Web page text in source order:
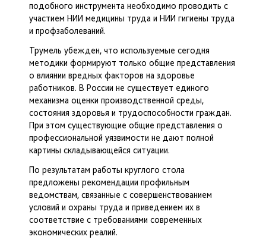
подобного инструмента необходимо проводить с
участием НИИ медицины труда и НИИ гигиены труда
и профзаболеваний.
Трумель убежден, что используемые сегодня
методики формируют только общие представления
о влиянии вредных факторов на здоровье
работников. В России не существует единого
механизма оценки производственной среды,
состояния здоровья и трудоспособности граждан.
При этом существующие общие представления о
профессиональной уязвимости не дают полной
картины складывающейся ситуации.
По результатам работы круглого стола
предложены рекомендации профильным
ведомствам, связанные с совершенствованием
условий и охраны труда и приведением их в
соответствие с требованиями современных
экономических реалий.